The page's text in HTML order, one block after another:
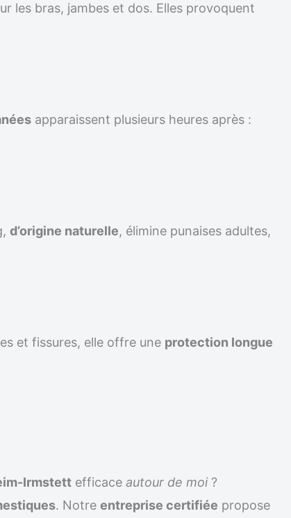
les bras, jambes et dos. Elles provoquent
apparaissent plusieurs heures après :
d’origine naturelle, élimine punaises adultes,
et fissures, elle offre une protection longue
Irmstett efficace autour de moi?
. Notre entreprise certifiée propose